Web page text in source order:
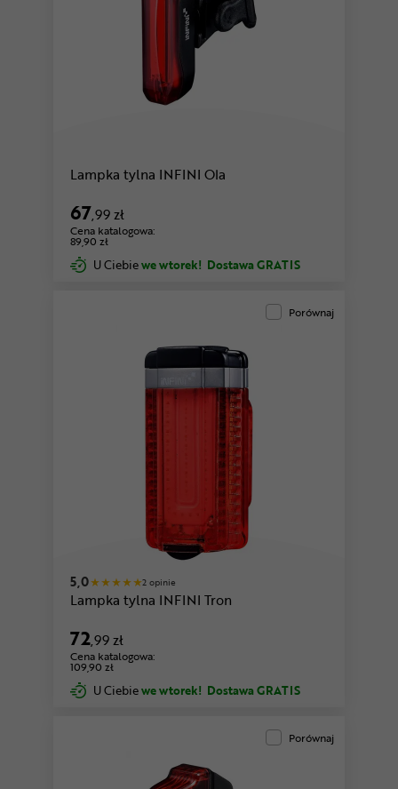
Lampka tylna INFINI Ola
67,99 zł
Cena katalogowa:
89,90 zł
U Ciebiewe wtorek! Dostawa GRATIS
Porównaj
5,0 2 opinie
Lampka tylna INFINI Tron
72,99 zł
Cena katalogowa:
109,90 zł
U Ciebiewe wtorek! Dostawa GRATIS
Porównaj